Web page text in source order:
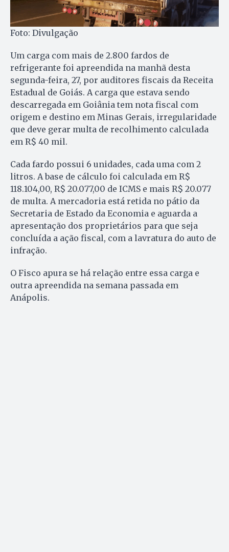
Foto: Divulgação
Um carga com mais de 2.800 fardos de
refrigerante foi apreendida na manhã desta
segunda-feira, 27, por auditores fiscais da Receita
Estadual de Goiás. A carga que estava sendo
descarregada em Goiânia tem nota fiscal com
origem e destino em Minas Gerais, irregularidade
que deve gerar multa de recolhimento calculada
em R$ 40 mil.
Cada fardo possui 6 unidades, cada uma com 2
litros. A base de cálculo foi calculada em R$
118.104,00, R$ 20.077,00 de ICMS e mais R$ 20.077
de multa. A mercadoria está retida no pátio da
Secretaria de Estado da Economia e aguarda a
apresentação dos proprietários para que seja
concluída a ação fiscal, com a lavratura do auto de
infração.
O Fisco apura se há relação entre essa carga e
outra apreendida na semana passada em
Anápolis.